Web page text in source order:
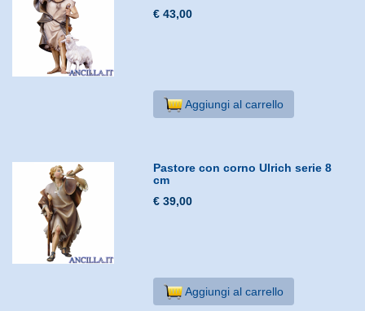
€ 43,00
Aggiungi al carrello
Pastore con corno Ulrich serie 8
cm
€ 39,00
Aggiungi al carrello